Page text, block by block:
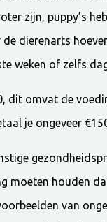
zijn, puppy’s
dierenarts
weken of zelfs
dit omvat de
je ongeveer
moeten houden
van